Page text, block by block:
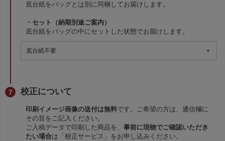
底台紙をバッグとは別に同梱してお届けします。
・セット（納期別途ご案内）
底台紙をバッグの中にセットした状態でお届けします。
校正について
印刷イメージ画像の送付は無料です。ご希望の方は、通信欄に
その旨をご記入ください。
ご入稿データで印刷した商品を、事前に現物でご確認いただき
たい場合は「校正サービス」をお申し込みください。